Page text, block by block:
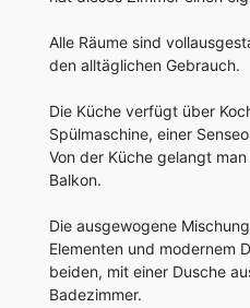
Alle Räume sind
den alltäglichen Gebrauch.
Die Küche verfügt über
Spülmaschine, einer
Von der Küche gelangt
Balkon.
Die ausgewogene
Elementen und modernem
beiden, mit einer Dusche
Badezimmer.